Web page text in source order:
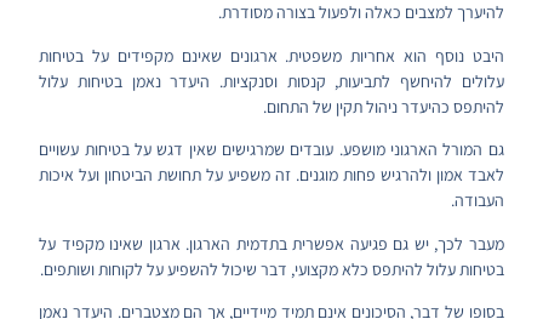
להיערך למצבים כאלה ולפעול בצורה מסודרת.
היבט נוסף הוא אחריות משפטית. ארגונים שאינם מקפידים על בטיחות
עלולים להיחשף לתביעות, קנסות וסנקציות. היעדר נאמן בטיחות עלול
להיתפס כהיעדר ניהול תקין של התחום.
גם המורל הארגוני מושפע. עובדים שמרגישים שאין דגש על בטיחות עשויים
לאבד אמון ולהרגיש פחות מוגנים. זה משפיע על תחושת הביטחון ועל איכות
העבודה.
מעבר לכך, יש גם פגיעה אפשרית בתדמית הארגון. ארגון שאינו מקפיד על
בטיחות עלול להיתפס כלא מקצועי, דבר שיכול להשפיע על לקוחות ושותפים.
בסופו של דבר, הסיכונים אינם תמיד מיידיים, אך הם מצטברים. היעדר נאמן